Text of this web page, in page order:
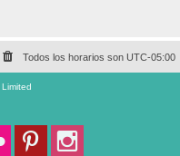
Todos los horarios son UTC-05:00